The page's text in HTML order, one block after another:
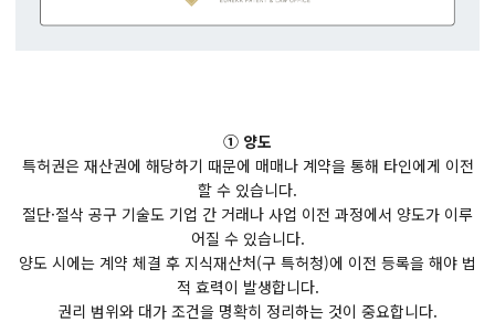
① 양도
특허권은 재산권에 해당하기 때문에 매매나 계약을 통해 타인에게 이전
할 수 있습니다.
절단·절삭 공구 기술도 기업 간 거래나 사업 이전 과정에서 양도가 이루
어질 수 있습니다.
양도 시에는 계약 체결 후 지식재산처(구 특허청)에 이전 등록을 해야 법
적 효력이 발생합니다.
권리 범위와 대가 조건을 명확히 정리하는 것이 중요합니다.